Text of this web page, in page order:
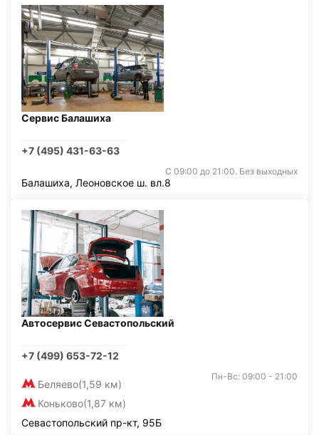
Сервис Балашиха
+7 (495) 431-63-63
С 09:00 до 21:00. Без выходных
Балашиха, Леоновское ш. вл.8
Автосервис Севастопольский
+7 (499) 653-72-12
Беляево(1,59 км)
Коньково(1,87 км)
Пн-Вс: 09:00 - 21:00
Севастопольский пр-кт, 95Б